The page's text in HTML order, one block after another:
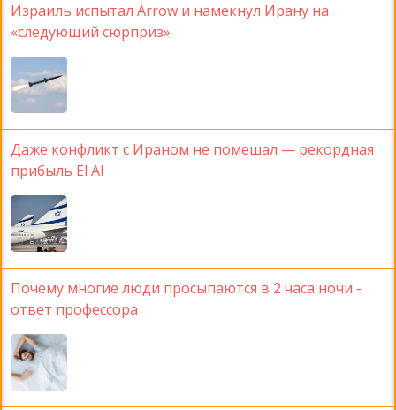
Израиль испытал Arrow и намекнул Ирану на
«следующий сюрприз»
Даже конфликт с Ираном не помешал — рекордная
прибыль El Al
Почему многие люди просыпаются в 2 часа ночи -
ответ профессора